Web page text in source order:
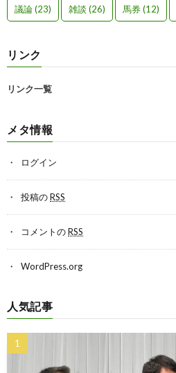
議論(23) 雑談 (26) 馬券(12)
リンク
リンク一覧
メタ情報
ログイン
投稿のRSS
コメントのRSS
WordPress.org
人気記事